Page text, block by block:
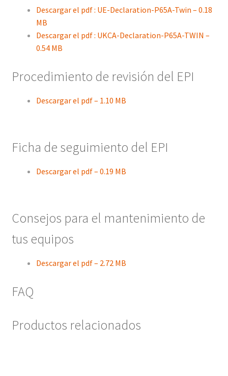
Descargar el pdf : UE-Declaration-P65A-Twin – 0.18
MB
Descargar el pdf : UKCA-Declaration-P65A-TWIN –
0.54 MB
Procedimiento de revisión del EPI
Descargar el pdf – 1.10 MB
Ficha de seguimiento del EPI
Descargar el pdf – 0.19 MB
Consejos para el mantenimiento de
tus equipos
Descargar el pdf – 2.72 MB
FAQ
Productos relacionados